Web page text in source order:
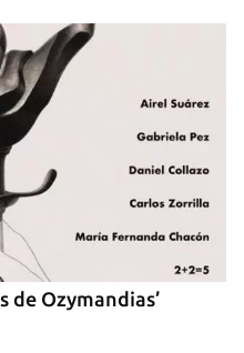
de Ozymandias’